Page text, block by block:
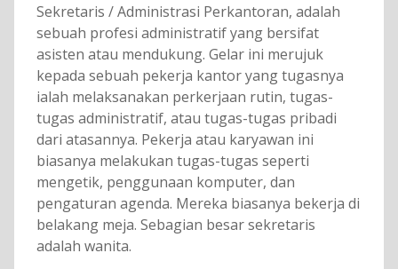
Sekretaris / Administrasi Perkantoran, adalah
sebuah profesi administratif yang bersifat
asisten atau mendukung. Gelar ini merujuk
kepada sebuah pekerja kantor yang tugasnya
ialah melaksanakan perkerjaan rutin, tugas-
tugas administratif, atau tugas-tugas pribadi
dari atasannya. Pekerja atau karyawan ini
biasanya melakukan tugas-tugas seperti
mengetik, penggunaan komputer, dan
pengaturan agenda. Mereka biasanya bekerja di
belakang meja. Sebagian besar sekretaris
adalah wanita.